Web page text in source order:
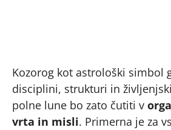
Kozorog kot astrološki simbol
disciplini, strukturi in
polne lune bo zato čutiti v
vrta in misli. Primerna je za